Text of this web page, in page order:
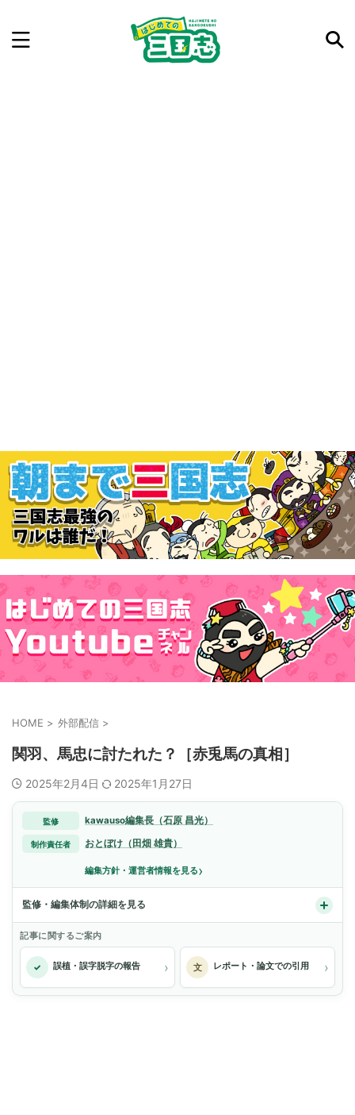
HOME > 外部配信 >
関羽、馬忠に討たれた？［赤兎馬の真相］
2025年2月4日 2025年1月27日
監修 kawauso編集長（石原 昌光）
制作責任者 おとぼけ（田畑 雄貴）
編集方針・運営者情報を見る›
監修・編集体制の詳細を見る
記事に関するご案内
✓ 誤植・誤字脱字の報告 › 文 レポート・論文での引用 ›